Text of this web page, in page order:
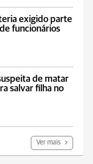
exigido parte
funcionários
de matar
salvar filha no
Ver mais